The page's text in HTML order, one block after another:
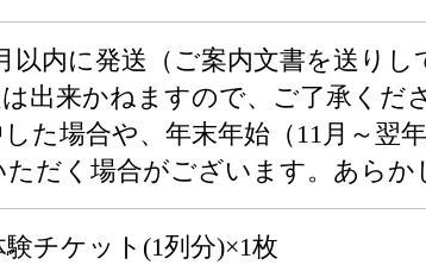
以内に発送（ご案内文書を送りし
出来かねますので、ご了承くだ
た場合や、年末年始（11月～翌
だく場合がございます。あらか
チケット(1列分)×1枚